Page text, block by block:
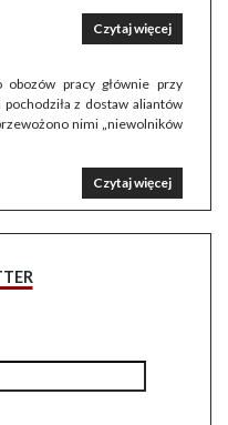
Czytaj więcej
pracy głównie przy
z dostaw aliantów
nimi „niewolników
Czytaj więcej